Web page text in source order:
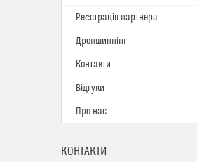
Реєстрація партнера
Дропшиппінг
Контакти
Відгуки
Про нас
КОНТАКТИ